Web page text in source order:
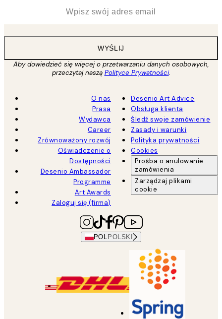
WYŚLIJ
Aby dowiedzieć się więcej o przetwarzaniu danych osobowych,
przeczytaj naszą Polityce Prywatności.
O nas
Prasa
Wydawca
Career
Zrównoważony rozwój
Oświadczenie o
Dostępności
Desenio Ambassador
Programme
Art Awards
Zaloguj się (firma)
Desenio Art Advice
Obsługa klienta
Śledź swoje zamówienie
Zasady i warunki
Polityka prywatności
Cookies
Prośba o anulowanie
zamówienia
Zarządzaj plikami
cookie
POL POLSKI